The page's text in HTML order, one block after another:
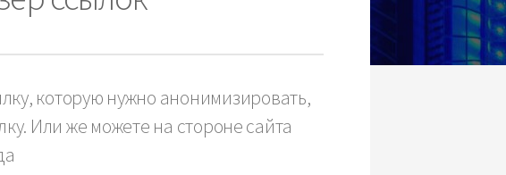
которую нужно анонимизировать,
Или же можете на стороне сайта